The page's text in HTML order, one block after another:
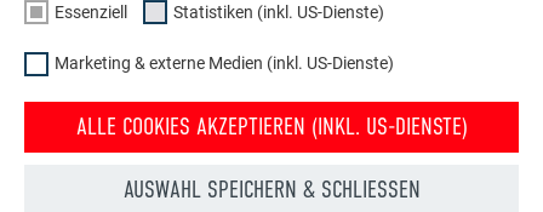
Essenziell Statistiken (inkl. US-Dienste)
Marketing & externe Medien (inkl. US-Dienste)
ALLE COOKIES AKZEPTIEREN (INKL. US-DIENSTE)
AUSWAHL SPEICHERN & SCHLIESSEN